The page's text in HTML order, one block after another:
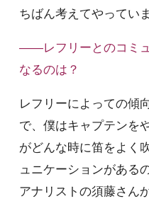
ちばん考えてやっていま
――レフリーとのコミ
なるのは？
レフリーによっての傾
で、僕はキャプテンを
がどんな時に笛をよく
ュニケーションがある
アナリストの須藤さん